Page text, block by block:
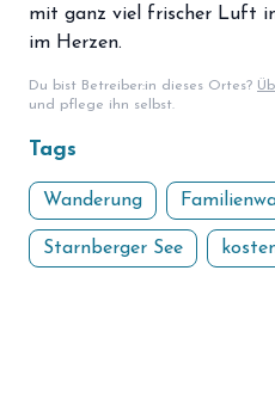
mit ganz viel frischer Luft
im Herzen.
Du bist Betreiber:in dieses Ortes?
und pflege ihn selbst.
Tags
Wanderung
Starnberger See